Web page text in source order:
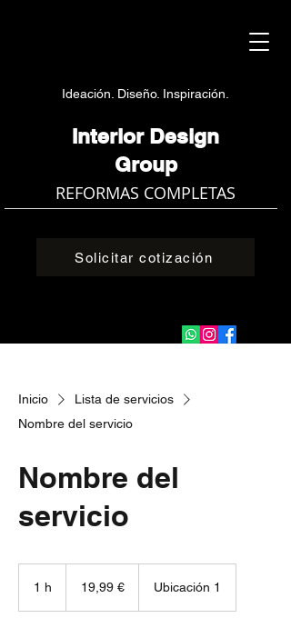
Ideación. Diseño. Inspiración.
Solicitar cotización
Interior Design
Group
REFORMAS COMPLETAS
Inicio
Lista de servicios
Nombre del servicio
Nombre del
servicio
1 h 19,99 € Ubicación 1